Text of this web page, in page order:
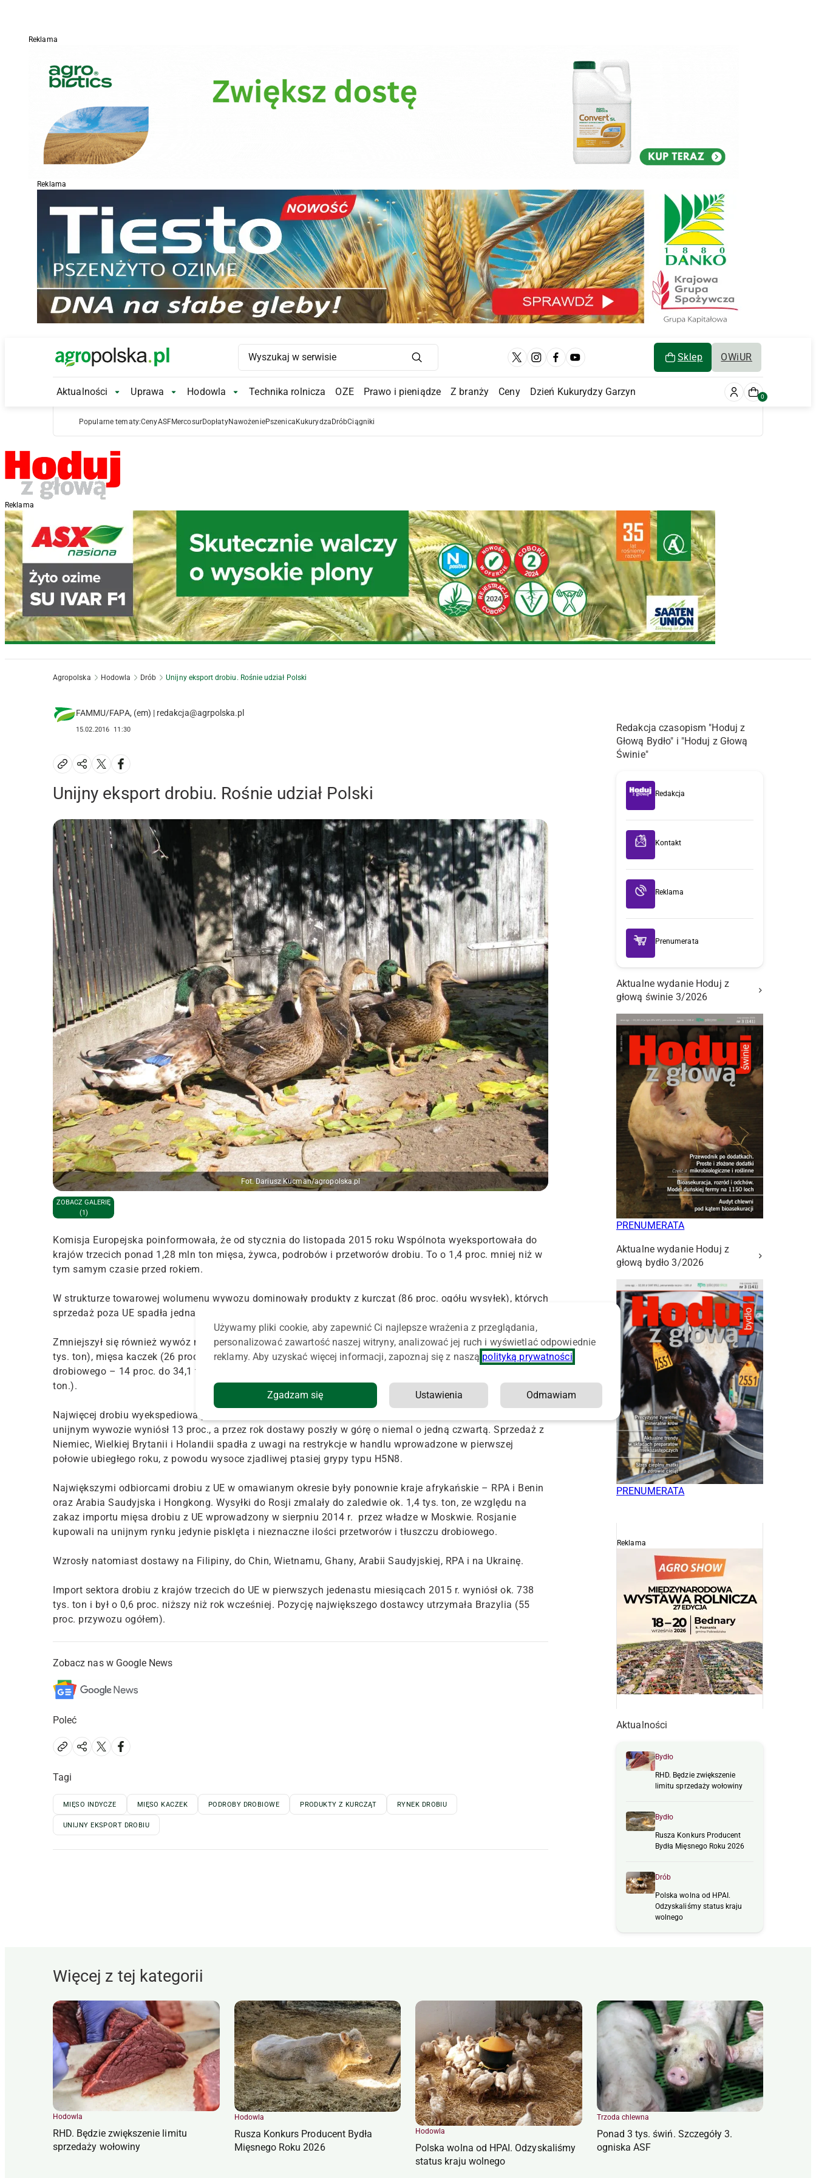
Reklama
Reklama
Main Logo Sklep OWiUR
Main Navigation
Aktualności Aktualności Submenu
Uprawa Uprawa Submenu
Hodowla Hodowla Submenu
Technika rolnicza OZE Prawo i pieniądze Z branży Ceny Dzień Kukurydzy Garzyn 0
Popularne tematy:CenyASFMercosurDopłatyNawożeniePszenica Kukurydza DróbCiągniki
Reklama
Agropolska Hodowla Drób Unijny eksport drobiu. Rośnie udział Polski
FAMMU/FAPA, (em) | redakcja@agrpolska.pl
15.02.2016 11:30
Unijny eksport drobiu. Rośnie udział Polski
Fot. Dariusz Kucman/agropolska.pl
ZOBACZ GALERIĘ
(1)
Komisja Europejska poinformowała, że od stycznia do listopada 2015 roku Wspólnota wyeksportowała do
krajów trzecich ponad 1,28 mln ton mięsa, żywca, podrobów i przetworów drobiu. To o 1,4 proc. mniej niż w
tym samym czasie przed rokiem.
W strukturze towarowej wolumenu wywozu dominowały produkty z kurcząt (86 proc. ogółu wysyłek), których
sprzedaż poza UE spadła jednak o około 1 proc. do 1,1 mln ton – informuje FAMMU/FAPA.
Zmniejszył się również wywóz mięsa indyczego (1,6 proc. do 126 tys. ton), żywca drobiu (4,5 proc. do 13
tys. ton), mięsa kaczek (26 proc. do 4,9 tys. ton) i pozostałych produktów (podrobów, przetworów, tłuszczu
drobiowego – 14 proc. do 34,1 tys. ton). Wyższa była natomiast sprzedaż gęsiny (23 proc. do ok. 3 tys.
ton.).
Najwięcej drobiu wyekspediowały poza ugrupowanie Francja, Holandia, Polska i Belgia. Nasz udział w
unijnym wywozie wyniósł 13 proc., a przez rok dostawy poszły w górę o niemal o jedną czwartą. Sprzedaż z
Niemiec, Wielkiej Brytanii i Holandii spadła z uwagi na restrykcje w handlu wprowadzone w pierwszej
połowie ubiegłego roku, z powodu wysoce zjadliwej ptasiej grypy typu H5N8.
Największymi odbiorcami drobiu z UE w omawianym okresie były ponownie kraje afrykańskie – RPA i Benin
oraz Arabia Saudyjska i Hongkong. Wysyłki do Rosji zmalały do zaledwie ok. 1,4 tys. ton, ze względu na
zakaz importu mięsa drobiu z UE wprowadzony w sierpniu 2014 r. przez władze w Moskwie. Rosjanie
kupowali na unijnym rynku jedynie pisklęta i nieznaczne ilości przetworów i tłuszczu drobiowego.
Wzrosły natomiast dostawy na Filipiny, do Chin, Wietnamu, Ghany, Arabii Saudyjskiej, RPA i na Ukrainę.
Import sektora drobiu z krajów trzecich do UE w pierwszych jedenastu miesiącach 2015 r. wyniósł ok. 738
tys. ton i był o 0,6 proc. niższy niż rok wcześniej. Pozycję największego dostawcy utrzymała Brazylia (55
proc. przywozu ogółem).
Zobacz nas w Google News
Poleć
Tagi
MIĘSO INDYCZE MIĘSO KACZEK PODROBY DROBIOWE PRODUKTY Z KURCZĄT RYNEK DROBIU
UNIJNY EKSPORT DROBIU
Redakcja czasopism "Hoduj z
Głową Bydło" i "Hoduj z Głową
Świnie"
Redakcja
Kontakt
Reklama
Prenumerata
Aktualne wydanie Hoduj z
głową świnie 3/2026
PRENUMERATA
Aktualne wydanie Hoduj z
głową bydło 3/2026
PRENUMERATA
Reklama
Aktualności
Bydło
RHD. Będzie zwiększenie
limitu sprzedaży wołowiny
Bydło
Rusza Konkurs Producent
Bydła Mięsnego Roku 2026
Drób
Polska wolna od HPAI.
Odzyskaliśmy status kraju
wolnego
Więcej z tej kategorii
Hodowla
RHD. Będzie zwiększenie limitu
sprzedaży wołowiny
Hodowla
Rusza Konkurs Producent Bydła
Mięsnego Roku 2026
Hodowla
Polska wolna od HPAI. Odzyskaliśmy
status kraju wolnego
Trzoda chlewna
Ponad 3 tys. świń. Szczegóły 3.
ogniska ASF
Używamy pliki cookie, aby zapewnić Ci najlepsze wrażenia z przeglądania,
personalizować zawartość naszej witryny, analizować jej ruch i wyświetlać odpowiednie
reklamy. Aby uzyskać więcej informacji, zapoznaj się z naszą polityką prywatności
Zgadzam się Ustawienia Odmawiam